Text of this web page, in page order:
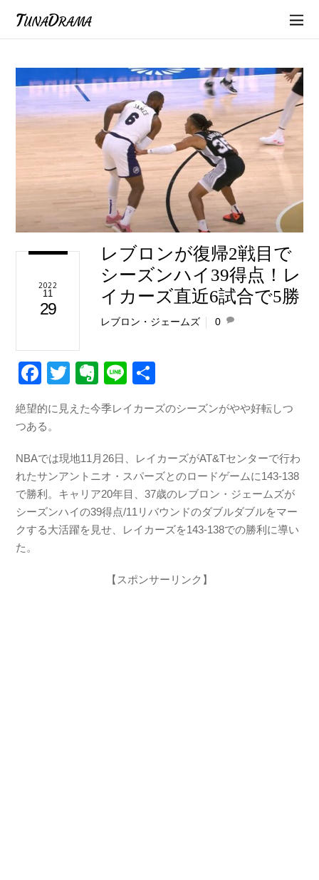
TunaDrama
2022
11
29
レブロンが復帰2戦目で
シーズンハイ39得点！レ
イカーズ直近6試合で5勝
レブロン・ジェームズ 0
F
c
b
o
o
k
T
tt
E
er
ot
e
Li
e
絶望的に見えた今季レイカーズのシーズンがやや好転しつ
つある。
NBAでは現地11月26日、レイカーズがAT&Tセンターで行わ
れたサンアントニオ・スパーズとのロードゲームに143-138
で勝利。キャリア20年目、37歳のレブロン・ジェームズが
シーズンハイの39得点/11リバウンドのダブルダブルをマー
クする大活躍を見せ、レイカーズを143-138での勝利に導い
た。
【スポンサーリンク】